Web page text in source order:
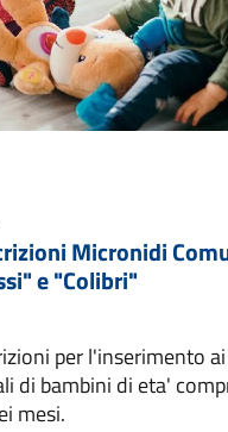
Micronidi
e "Colibri"
per l'inserimento
di bambini di eta'
mesi.